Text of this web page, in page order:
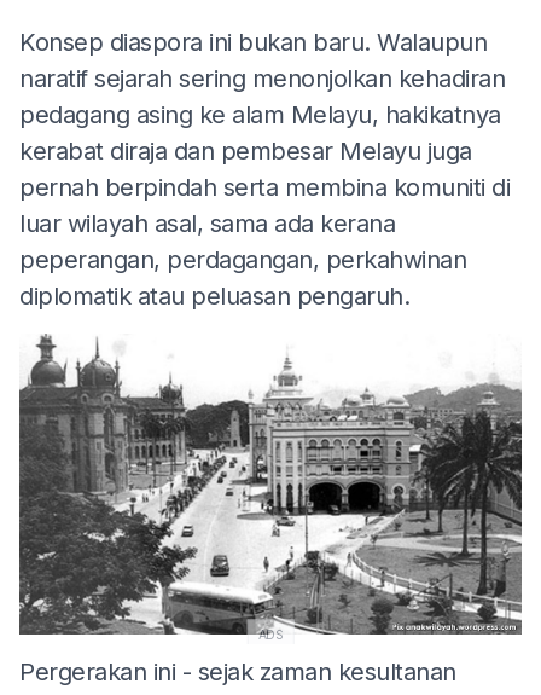
Konsep diaspora ini bukan baru. Walaupun
naratif sejarah sering menonjolkan kehadiran
pedagang asing ke alam Melayu, hakikatnya
kerabat diraja dan pembesar Melayu juga
pernah berpindah serta membina komuniti di
luar wilayah asal, sama ada kerana
peperangan, perdagangan, perkahwinan
diplomatik atau peluasan pengaruh.
ADS
Pergerakan ini - sejak zaman kesultanan